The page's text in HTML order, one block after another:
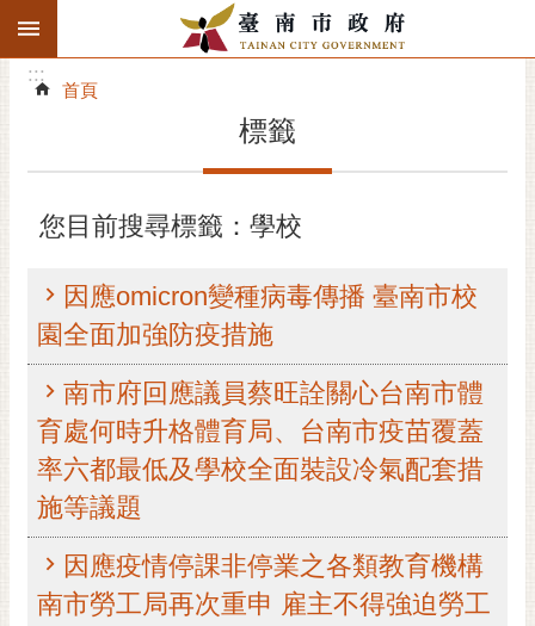
跳到主要內容區塊
搜
階
精彩府城
市府團隊
主題服務
市政資訊
市民互動
偉
:::
:::
首頁
標籤
您目前搜尋標籤：學校
因應omicron變種病毒傳播 臺南市校
園全面加強防疫措施
南市府回應議員蔡旺詮關心台南市體
育處何時升格體育局、台南市疫苗覆蓋
率六都最低及學校全面裝設冷氣配套措
施等議題
因應疫情停課非停業之各類教育機構
南市勞工局再次重申 雇主不得強迫勞工